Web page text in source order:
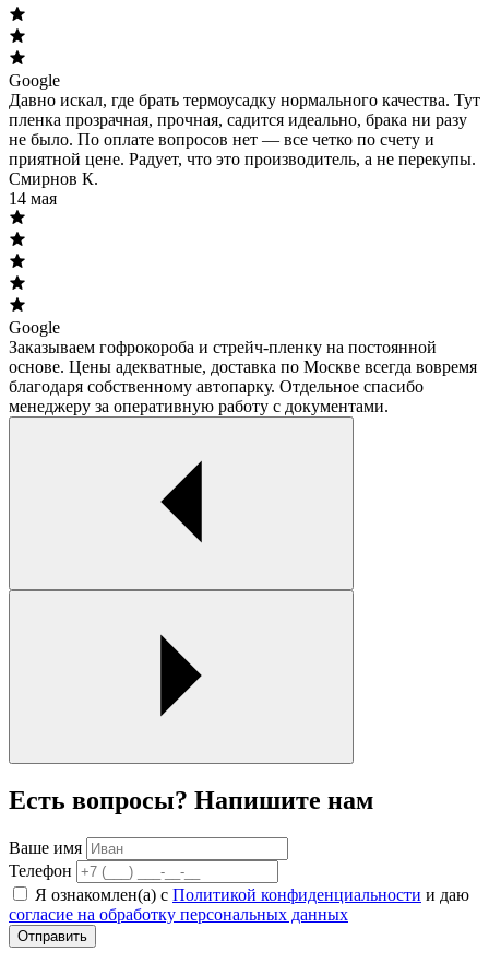
Google
Давно искал, где брать термоусадку нормального качества. Тут
пленка прозрачная, прочная, садится идеально, брака ни разу
не было. По оплате вопросов нет — все четко по счету и
приятной цене. Радует, что это производитель, а не перекупы.
Смирнов К.
14 мая
Google
Заказываем гофрокороба и стрейч-пленку на постоянной
основе. Цены адекватные, доставка по Москве всегда вовремя
благодаря собственному автопарку. Отдельное спасибо
менеджеру за оперативную работу с документами.
Есть вопросы? Напишите нам
Ваше имя
Телефон
Я ознакомлен(а) с Политикой конфиденциальности и даю
согласие на обработку персональных данных
Отправить